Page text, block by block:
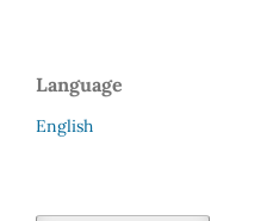
Language
English